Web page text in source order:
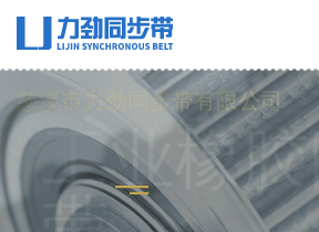
慈溪市力劲同步带有限公司
工业橡胶